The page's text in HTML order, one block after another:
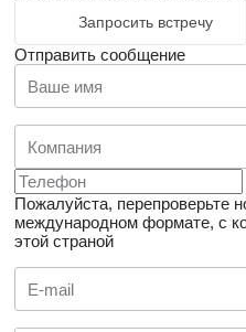
Запросить встречу
Отправить сообщение
Пожалуйста, перепроверьте
международном формате, с
этой страной